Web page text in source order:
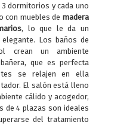
dormitorios y cada uno
con muebles de madera
, lo que le da un
Los baños de
crean un ambiente
que es perfecta
se relajen en ella
El salón está lleno
cálido y acogedor,
4 plazas son ideales
del tratamiento